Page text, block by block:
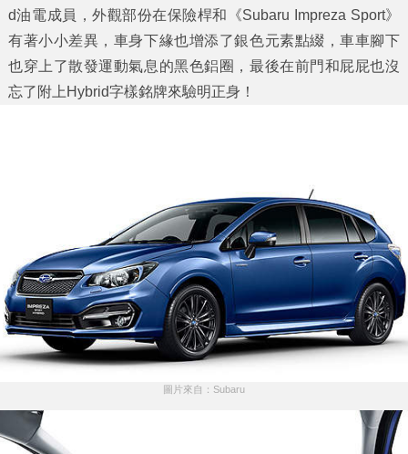
d油電成員，外觀部份在保險桿和《Subaru Impreza Sport》
有著小小差異，車身下緣也增添了銀色元素點綴，車車腳下
也穿上了散發運動氣息的黑色鋁圈，最後在前門和屁屁也沒
忘了附上Hybrid字樣銘牌來驗明正身！
圖片來自：Subaru